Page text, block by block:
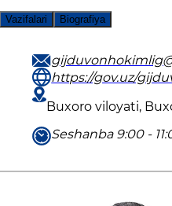
Vazifalari Biografiya
https://gov.uz/
Buxoro viloyati,
Seshanba 9:00 -